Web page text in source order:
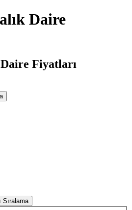
Daire
Fiyatları
Sıralama